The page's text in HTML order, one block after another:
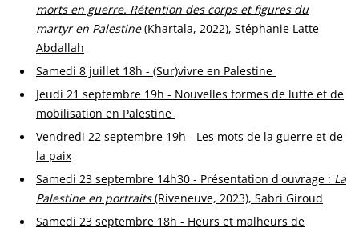
morts en guerre. Rétention des corps et figures du
martyr en Palestine(Khartala, 2022), Stéphanie Latte
Abdallah
Samedi 8 juillet 18h - (Sur)vivre en Palestine
Jeudi 21 septembre 19h - Nouvelles formes de lutte et de
mobilisation en Palestine
Vendredi 22 septembre 19h - Les mots de la guerre et de
la paix
Samedi 23 septembre 14h30 - Présentation d'ouvrage : La
Palestine en portraits(Riveneuve, 2023), Sabri Giroud
Samedi 23 septembre 18h - Heurs et malheurs de